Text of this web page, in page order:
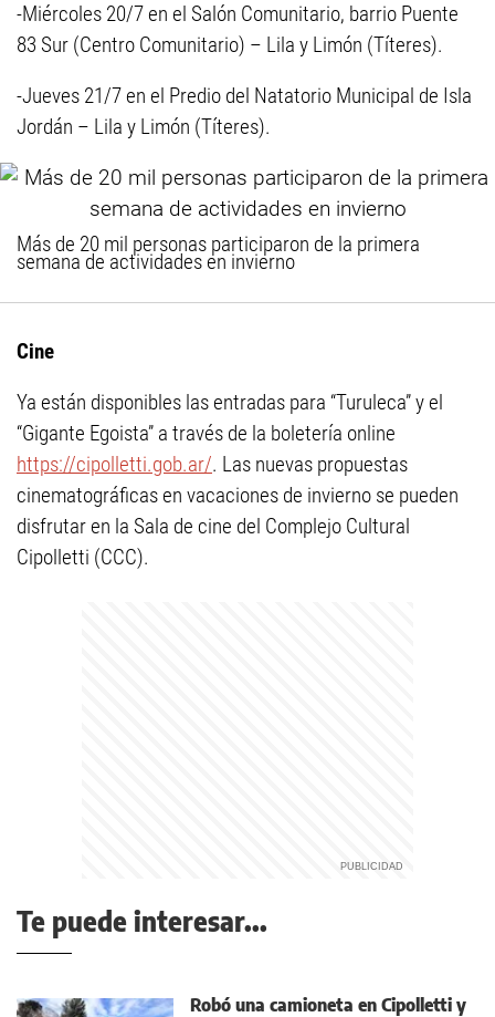
-Miércoles 20/7 en el Salón Comunitario, barrio Puente
83 Sur (Centro Comunitario) – Lila y Limón (Títeres).
-Jueves 21/7 en el Predio del Natatorio Municipal de Isla
Jordán – Lila y Limón (Títeres).
Más de 20 mil personas participaron de la primera
semana de actividades en invierno
Cine
Ya están disponibles las entradas para “Turuleca” y el
“Gigante Egoista” a través de la boletería online
https://cipolletti.gob.ar/. Las nuevas propuestas
cinematográficas en vacaciones de invierno se pueden
disfrutar en la Sala de cine del Complejo Cultural
Cipolletti (CCC).
Te puede interesar...
Robó una camioneta en Cipolletti y